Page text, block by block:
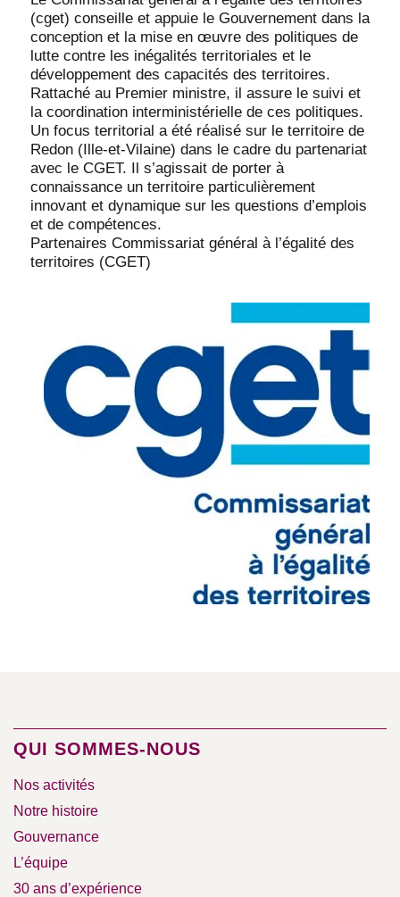
(cget) conseille et appuie le Gouvernement dans la
conception et la mise en œuvre des politiques de
lutte contre les inégalités territoriales et le
développement des capacités des territoires.
Rattaché au Premier ministre, il assure le suivi et
la coordination interministérielle de ces politiques.
Un focus territorial a été réalisé sur le territoire de
Redon (Ille-et-Vilaine) dans le cadre du partenariat
avec le CGET. Il s’agissait de porter à
connaissance un territoire particulièrement
innovant et dynamique sur les questions d’emplois
et de compétences.
Partenaires Commissariat général à l’égalité des
territoires (CGET)
QUI SOMMES-NOUS
Nos activités
Notre histoire
Gouvernance
L’équipe
30 ans d’expérience